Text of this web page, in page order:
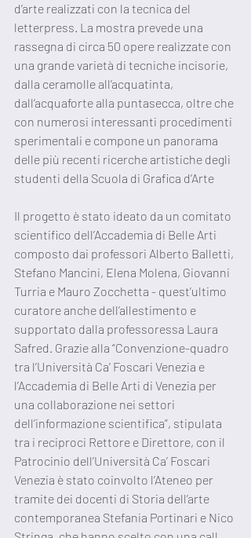
d’arte realizzati con la tecnica del
letterpress. La mostra prevede una
rassegna di circa 50 opere realizzate con
una grande varietà di tecniche incisorie,
dalla ceramolle all’acquatinta,
dall’acquaforte alla puntasecca, oltre che
con numerosi interessanti procedimenti
sperimentali e compone un panorama
delle più recenti ricerche artistiche degli
studenti della Scuola di Grafica d’Arte
Il progetto è stato ideato da un comitato
scientifico dell’Accademia di Belle Arti
composto dai professori Alberto Balletti,
Stefano Mancini, Elena Molena, Giovanni
Turria e Mauro Zocchetta - quest’ultimo
curatore anche dell’allestimento e
supportato dalla professoressa Laura
Safred. Grazie alla “Convenzione-quadro
tra l’Università Ca’ Foscari Venezia e
l’Accademia di Belle Arti di Venezia per
una collaborazione nei settori
dell’informazione scientifica”, stipulata
tra i reciproci Rettore e Direttore, con il
Patrocinio dell’Università Ca’ Foscari
Venezia è stato coinvolto l’Ateneo per
tramite dei docenti di Storia dell’arte
contemporanea Stefania Portinari e Nico